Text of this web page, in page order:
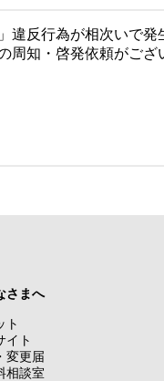
違反行為が相次いで発
周知・啓発依頼がござ
さまへ
ト
イト
変更届
相談室